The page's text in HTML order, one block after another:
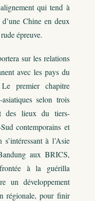
qui tend à
Chine en deux
épreuve.
sur les relations
avec les pays du
premier chapitre
selon trois
des lieux du tiers-
contemporains et
à l’Asie
aux BRICS,
à la guérilla
un développement
régionale, pour finir